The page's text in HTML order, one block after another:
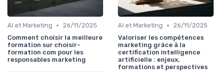
AI et Marketing •
26/11/2025
Comment choisir la meilleure
formation sur choisir-
formation com pour les
responsables marketing
AI et Marketing •
26/11/2025
Valoriser les compétences
marketing grâce à la
certification intelligence
artificielle : enjeux,
formations et perspectives